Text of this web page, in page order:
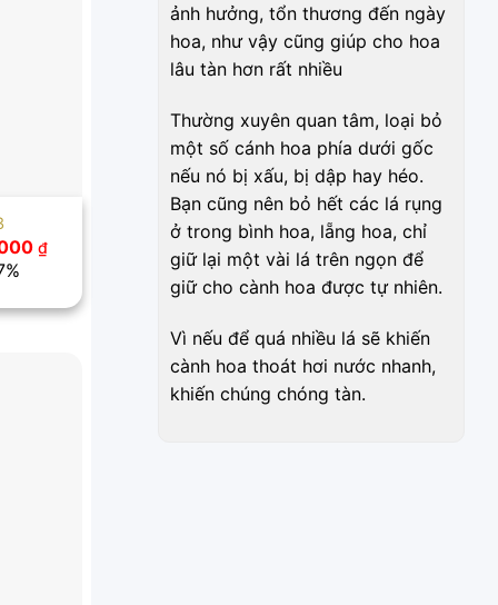
₫Giá
hiện
500.000 ₫.
ảnh hưởng, tổn thương đến ngày
hoa, như vậy cũng giúp cho hoa
lâu tàn hơn rất nhiều
Thường xuyên quan tâm, loại bỏ
một số cánh hoa phía dưới gốc
nếu nó bị xấu, bị dập hay héo.
Bạn cũng nên bỏ hết các lá rụng
ở trong bình hoa, lẵng hoa, chỉ
giữ lại một vài lá trên ngọn để
giữ cho cành hoa được tự nhiên.
Vì nếu để quá nhiều lá sẽ khiến
cành hoa thoát hơi nước nhanh,
khiến chúng chóng tàn.